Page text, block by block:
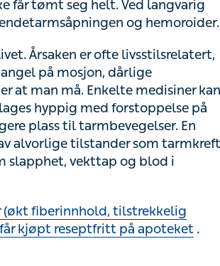
er ofte livsstilsrelatert, som for
dårlige toalettvaner som å ikke gå
kan også gjøre at man blir forstoppet,
av hormonpåvirkning av tarmen og
forstoppelse være forårsaket av
ledsaget av symptomer som
tilstrekkelig vanninntak,
på apoteket.
oppstå hos menn. Som regel